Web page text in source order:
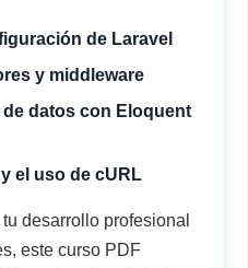
de Laravel
y middleware
datos con Eloquent
el uso de cURL
desarrollo profesional
este curso PDF